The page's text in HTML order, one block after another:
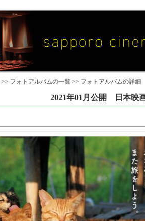
>> フォトアルバムの一覧 >> フォトアルバムの詳細
2021年01月公開 日本映